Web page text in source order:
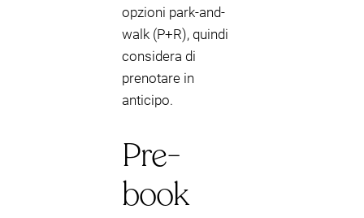
opzioni park-and-
walk (P+R), quindi
considera di
prenotare in
anticipo.
Pre-
book